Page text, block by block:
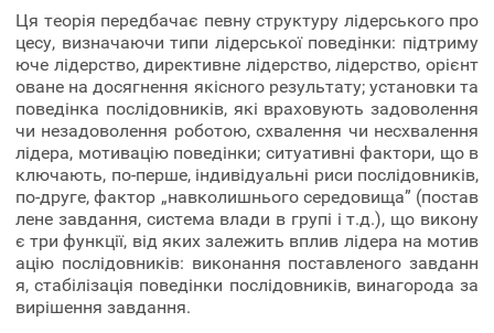
Ця теорія передбачає певну структуру лідерського про
цесу, визначаючи типи лідерської поведінки: підтриму
юче лідерство, директивне лідерство, лідерство, орієнт
оване на досягнення якісного результату; установки та
поведінка послідовників, які враховують задоволення
чи незадоволення роботою, схвалення чи несхвалення
лідера, мотивацію поведінки; ситуативні фактори, що в
ключають, по-перше, індивідуальні риси послідовників,
по-друге, фактор „навколишнього середовища” (постав
лене завдання, система влади в групі і т.д.), що викону
є три функції, від яких залежить вплив лідера на мотив
ацію послідовників: виконання поставленого завданн
я, стабілізація поведінки послідовників, винагорода за
вирішення завдання.